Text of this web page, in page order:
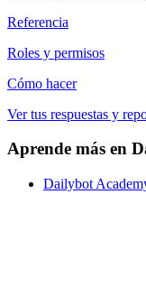
Referencia
Roles y permisos
Cómo hacer
Ver tus respuestas y
Aprende más en
Dailybot